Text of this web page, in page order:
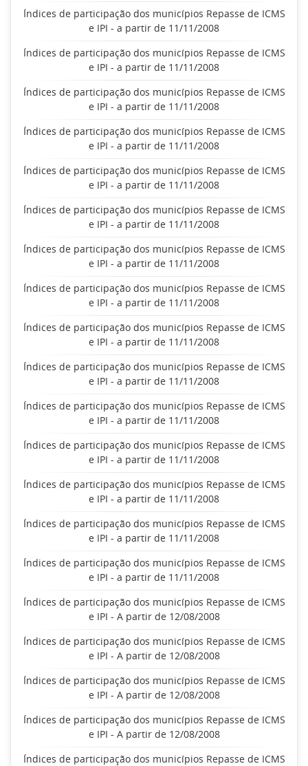
Índices de participação dos municípios Repasse de ICMS
e IPI - a partir de 11/11/2008
Índices de participação dos municípios Repasse de ICMS
e IPI - a partir de 11/11/2008
Índices de participação dos municípios Repasse de ICMS
e IPI - a partir de 11/11/2008
Índices de participação dos municípios Repasse de ICMS
e IPI - a partir de 11/11/2008
Índices de participação dos municípios Repasse de ICMS
e IPI - a partir de 11/11/2008
Índices de participação dos municípios Repasse de ICMS
e IPI - a partir de 11/11/2008
Índices de participação dos municípios Repasse de ICMS
e IPI - a partir de 11/11/2008
Índices de participação dos municípios Repasse de ICMS
e IPI - a partir de 11/11/2008
Índices de participação dos municípios Repasse de ICMS
e IPI - a partir de 11/11/2008
Índices de participação dos municípios Repasse de ICMS
e IPI - a partir de 11/11/2008
Índices de participação dos municípios Repasse de ICMS
e IPI - a partir de 11/11/2008
Índices de participação dos municípios Repasse de ICMS
e IPI - a partir de 11/11/2008
Índices de participação dos municípios Repasse de ICMS
e IPI - a partir de 11/11/2008
Índices de participação dos municípios Repasse de ICMS
e IPI - a partir de 11/11/2008
Índices de participação dos municípios Repasse de ICMS
e IPI - a partir de 11/11/2008
Índices de participação dos municípios Repasse de ICMS
e IPI - A partir de 12/08/2008
Índices de participação dos municípios Repasse de ICMS
e IPI - A partir de 12/08/2008
Índices de participação dos municípios Repasse de ICMS
e IPI - A partir de 12/08/2008
Índices de participação dos municípios Repasse de ICMS
e IPI - A partir de 12/08/2008
Índices de participação dos municípios Repasse de ICMS